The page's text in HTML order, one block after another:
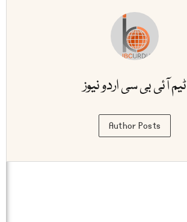
ٹیم آئی بی سی اردو نیوز
Author Posts